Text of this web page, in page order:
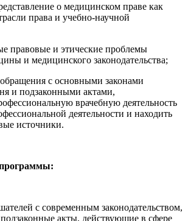
о медицинском праве как
права и учебно-научной
правовые и этические проблемы
и медицинского законодательства;
с основными законами
и подзаконными актами,
врачебную деятельность
деятельности и находить
источники.
с современным законодательством,
акты, действующие в сфере